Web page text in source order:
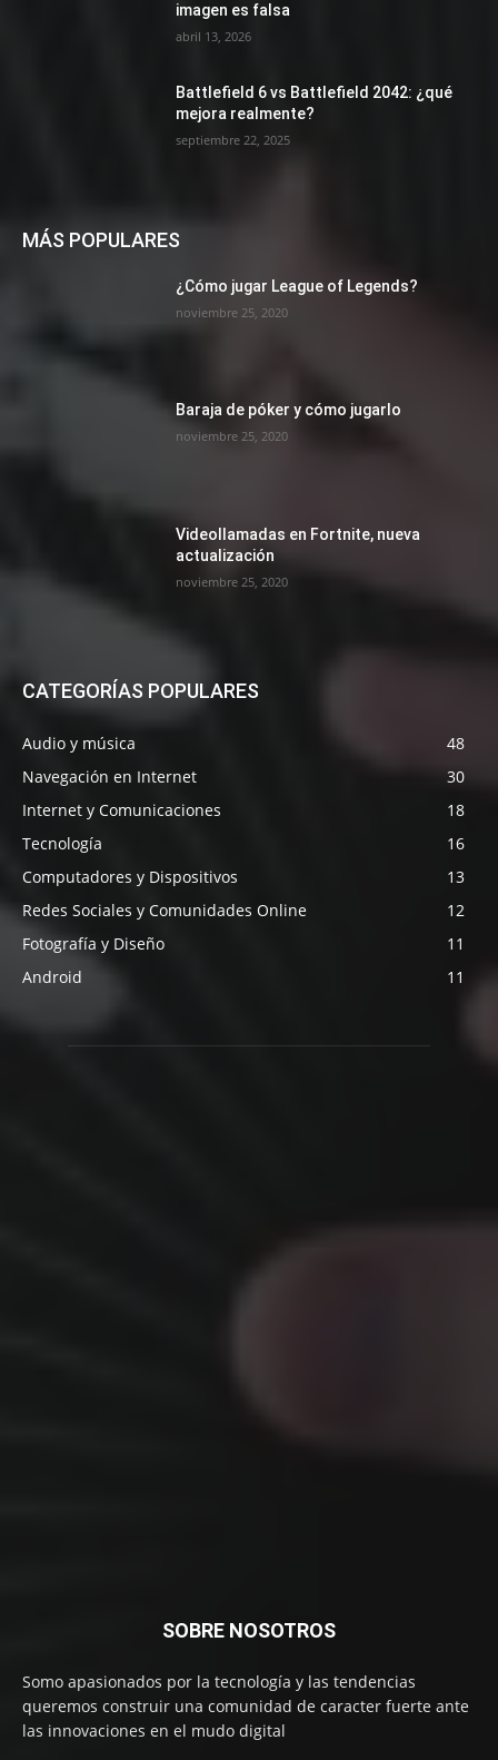
imagen es falsa
abril 13, 2026
Battlefield 6 vs Battlefield 2042: ¿qué
mejora realmente?
septiembre 22, 2025
MÁS POPULARES
¿Cómo jugar League of Legends?
noviembre 25, 2020
Baraja de póker y cómo jugarlo
noviembre 25, 2020
Videollamadas en Fortnite, nueva
actualización
noviembre 25, 2020
CATEGORÍAS POPULARES
Audio y música
48
Navegación en Internet
30
Internet y Comunicaciones
18
Tecnología
16
Computadores y Dispositivos
13
Redes Sociales y Comunidades Online
12
Fotografía y Diseño
11
Android
11
SOBRE NOSOTROS
Somo apasionados por la tecnología y las tendencias
queremos construir una comunidad de caracter fuerte ante
las innovaciones en el mudo digital